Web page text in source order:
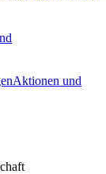
Aktionen und